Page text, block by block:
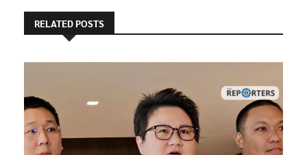
RELATED POSTS